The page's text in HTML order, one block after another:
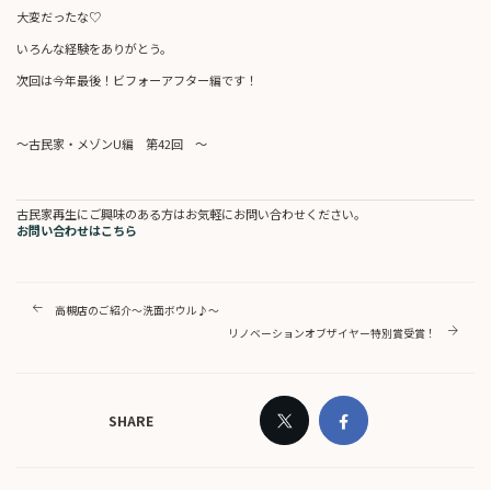
大変だったな♡
いろんな経験をありがとう。
次回は今年最後！ビフォーアフター編です！
～古民家・メゾンU編 第42回 ～
古民家再生にご興味のある方はお気軽にお問い合わせください。
お問い合わせはこちら
高槻店のご紹介～洗面ボウル♪～
リノベーションオブザイヤー特別賞受賞！
SHARE